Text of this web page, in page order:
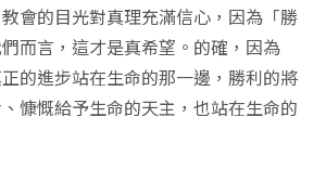
會的目光對真理充滿信心，因為「勝
而言，這才是真希望。的確，因為
的進步站在生命的那一邊，勝利的將
慷慨給予生命的天主，也站在生命的